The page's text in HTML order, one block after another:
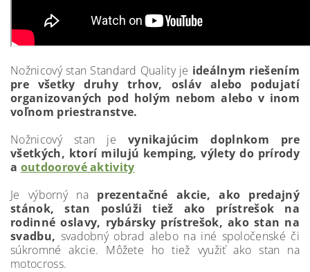
Nožnicový stan Standard Quality je ideálnym riešením
pre všetky druhy trhov, osláv alebo podujatí
organizovaných pod holým nebom alebo v inom
voľnom priestranstve.
Nožnicový stan je vynikajúcim doplnkom pre
všetkých, ktorí milujú kemping, výlety do prírody
a outdoorové aktivity
Je výborný na prezentačné akcie, ako predajný
stánok, stan poslúži tiež ako prístrešok na
rodinné oslavy, rybársky prístrešok, ako stan na
svadbu, svadobný obrad alebo na iné spoločenské či
súkromné akcie. Môžete ho tiež využiť ako stan na
motocross.